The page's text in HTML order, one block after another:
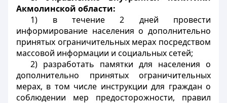
Акмолинской области:
1) в течение 2 дней провести
информирование населения о дополнительно
принятых ограничительных мерах посредством
массовой информации и социальных сетей;
2) разработать памятки для населения о
дополнительно принятых ограничительных
мерах, в том числе инструкции для граждан о
соблюдении мер предосторожности, правил